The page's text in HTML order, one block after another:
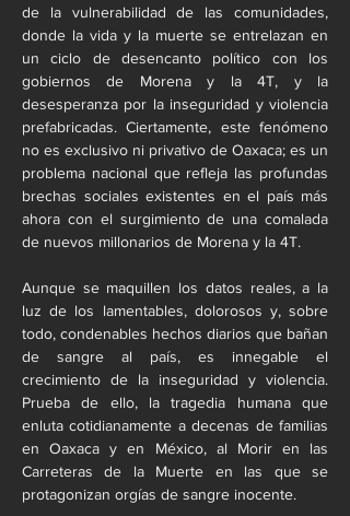
de la vulnerabilidad de las comunidades,
donde la vida y la muerte se entrelazan en
un ciclo de desencanto político con los
gobiernos de Morena y la 4T, y la
desesperanza por la inseguridad y violencia
prefabricadas. Ciertamente, este fenómeno
no es exclusivo ni privativo de Oaxaca; es un
problema nacional que refleja las profundas
brechas sociales existentes en el país más
ahora con el surgimiento de una comalada
de nuevos millonarios de Morena y la 4T.
Aunque se maquillen los datos reales, a la
luz de los lamentables, dolorosos y, sobre
todo, condenables hechos diarios que bañan
de sangre al país, es innegable el
crecimiento de la inseguridad y violencia.
Prueba de ello, la tragedia humana que
enluta cotidianamente a decenas de familias
en Oaxaca y en México, al Morir en las
Carreteras de la Muerte en las que se
protagonizan orgías de sangre inocente.